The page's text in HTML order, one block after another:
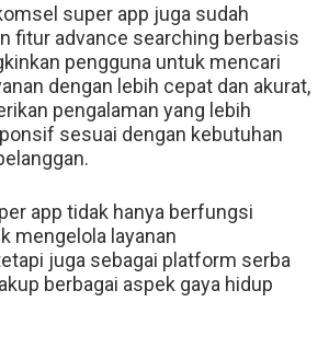
super app juga sudah
fitur advance searching berbasis
pengguna untuk mencari
dengan lebih cepat dan akurat,
pengalaman yang lebih
sesuai dengan kebutuhan
app tidak hanya berfungsi
mengelola layanan
juga sebagai platform serba
berbagai aspek gaya hidup